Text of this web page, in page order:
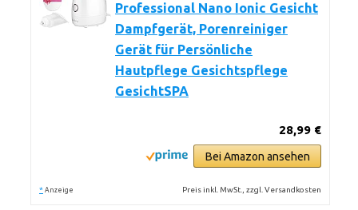
Professional Nano Ionic Gesicht
Dampfgerät, Porenreiniger
Gerät für Persönliche
Hautpflege Gesichtspflege
GesichtSPA
28,99 €
Bei Amazon ansehen
* Anzeige Preis inkl. MwSt., zzgl. Versandkosten